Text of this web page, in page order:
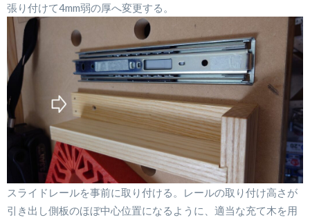
張り付けて4mm弱の厚へ変更する。
スライドレールを事前に取り付ける。レールの取り付け高さが
引き出し側板のほぼ中心位置になるように、適当な充て木を用